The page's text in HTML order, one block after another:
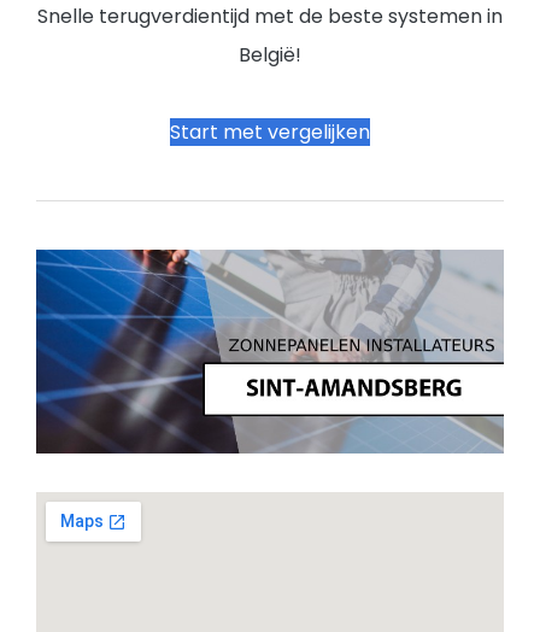
Snelle terugverdientijd met de beste systemen in
België!
Start met vergelijken